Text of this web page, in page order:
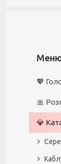
💖
🎀
💎